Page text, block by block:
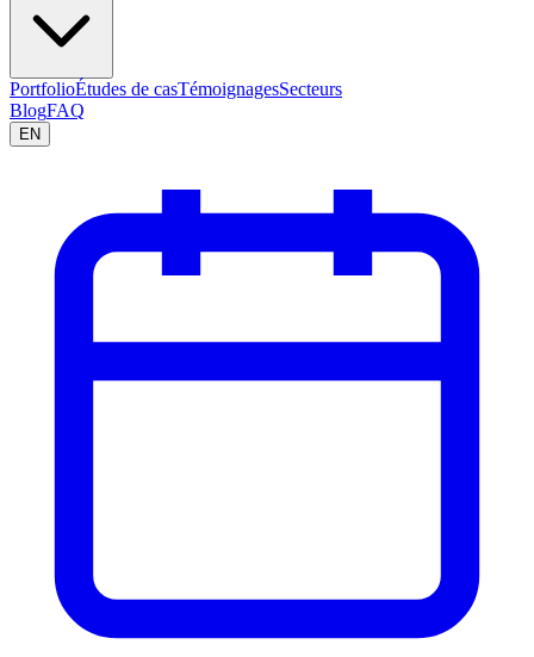
PortfolioÉtudes de casTémoignagesSecteurs
BlogFAQ
EN